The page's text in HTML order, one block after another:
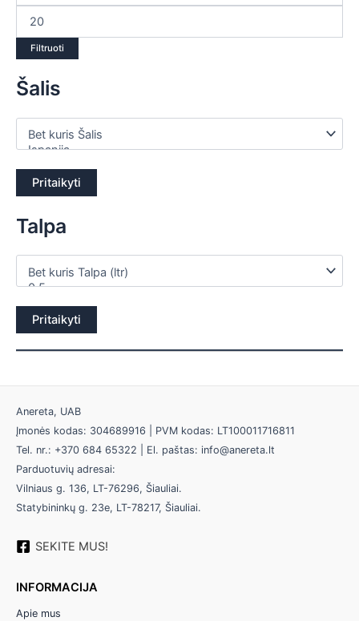
Filtruoti
Šalis
Pritaikyti
Talpa
Pritaikyti
Anereta, UAB
Įmonės kodas: 304689916 | PVM kodas: LT100011716811
Tel. nr.: +370 684 65322 | El. paštas: info@anereta.lt
Parduotuvių adresai:
Vilniaus g. 136, LT-76296, Šiauliai.
Statybininkų g. 23e, LT-78217, Šiauliai.
SEKITE MUS!
INFORMACIJA
Apie mus